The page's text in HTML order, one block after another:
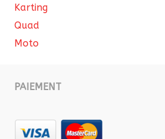
Karting
Quad
Moto
PAIEMENT